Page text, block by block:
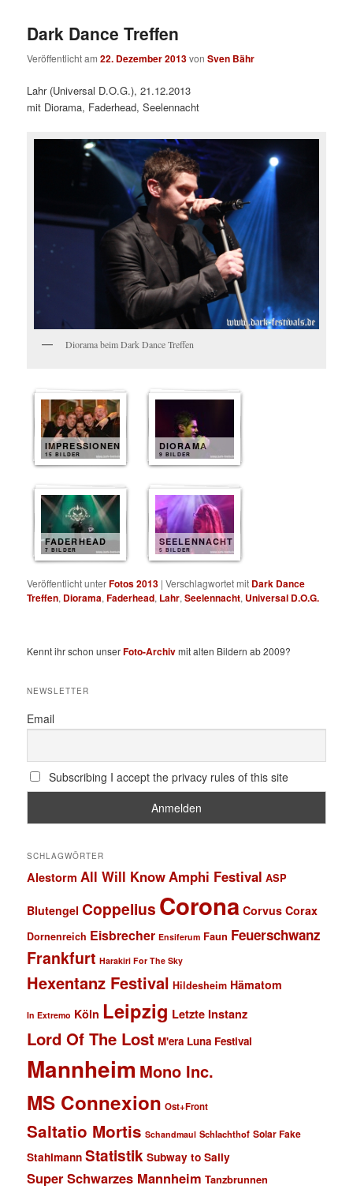
Dark Dance Treffen
Veröffentlicht am22. Dezember 2013vonSven Bähr
Lahr (Universal D.O.G.), 21.12.2013
mit Diorama, Faderhead, Seelennacht
Diorama beim Dark Dance Treffen
IMPRESSIONEN
15 BILDER
DIORAMA
9 BILDER
FADERHEAD
7 BILDER
SEELENNACHT
5 BILDER
Veröffentlicht unterFotos 2013 |Verschlagwortet mit Dark Dance
Treffen, Diorama,Faderhead, Lahr,Seelennacht, Universal D.O.G.
Kennt ihr schon unserFoto-Archivmit alten Bildern ab 2009?
NEWSLETTER
Email
Subscribing I accept the privacy rules of this site
SCHLAGWÖRTER
Alestorm All Will Know Amphi Festival ASP
Blutengel Coppelius Corona Corvus Corax
Dornenreich Eisbrecher Ensiferum Faun Feuerschwanz
Frankfurt Harakiri For The Sky
Hexentanz Festival Hildesheim Hämatom
In Extremo Köln Leipzig Letzte Instanz
Lord Of The Lost M'era Luna Festival
Mannheim Mono Inc.
MS Connexion Ost+Front
Saltatio Mortis Schandmaul Schlachthof Solar Fake
Stahlmann Statistik Subway to Sally
Super Schwarzes Mannheim Tanzbrunnen